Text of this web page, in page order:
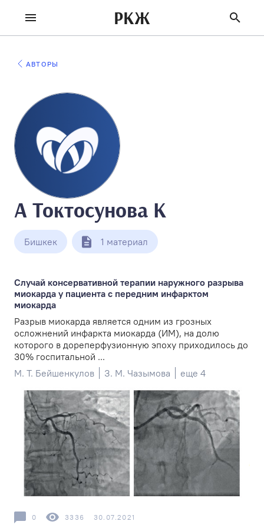
РКЖ
АВТОРЫ
А Токтосунова К
Бишкек 1 материал
Случай консервативной терапии наружного разрыва
миокарда у пациента с передним инфарктом
миокарда
Разрыв миокарда является одним из грозных
осложнений инфаркта миокарда (ИМ), на долю
которого в дореперфузионную эпоху приходилось до
30% госпитальной ...
М. Т. Бейшенкулов
З. М. Чазымова еще 4
0 3336 30.07.2021